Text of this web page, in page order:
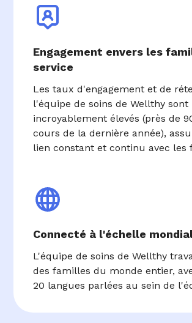
Engagement envers les
service
Les taux d'engagement et de
l'équipe de soins de Wellthy sont
incroyablement élevés (près de
cours de la dernière année),
lien constant et continu avec les
Connecté à l'échelle
L'équipe de soins de Wellthy
des familles du monde entier,
20 langues parlées au sein de